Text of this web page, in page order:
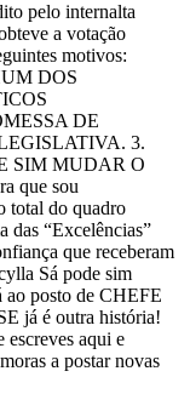
pelo internalta
a votação
motivos:
DOS
DE
3.
SIM MUDAR O
que sou
total do quadro
das “Excelências”
que receberam
Sá pode sim
posto de CHEFE
já é outra história!
escreves aqui e
a postar novas